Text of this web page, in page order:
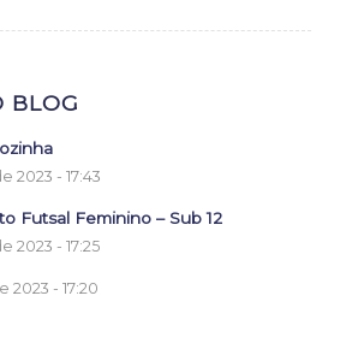
BLOG
2023 - 17:43
Futsal Feminino – Sub 12
2023 - 17:25
2023 - 17:20